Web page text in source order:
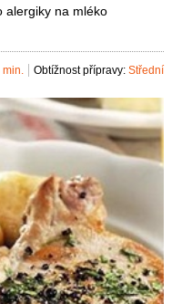
alergiky na mléko
Obtížnost přípravy: Střední